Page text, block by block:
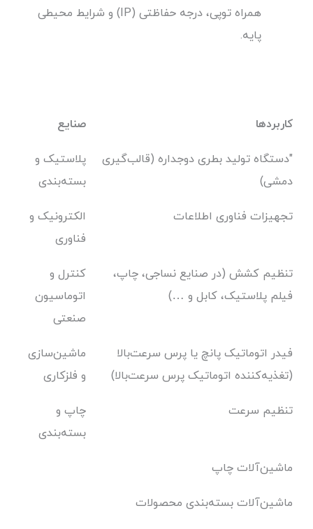
همراه توپی، درجه حفاظتی (IP) و شرایط محیطی
پایه.
کاربردها صنایع
"دستگاه تولید بطری دوجداره (قالب‌گیری
دمشی)
پلاستیک و
بسته‌بندی
تجهیزات فناوری اطلاعات
الکترونیک و
فناوری
تنظیم کشش (در صنایع نساجی، چاپ،
فیلم پلاستیک، کابل و …)
کنترل و
اتوماسیون
صنعتی
فیدر اتوماتیک پانچ یا پرس سرعت‌بالا
(تغذیه‌کننده اتوماتیک پرس سرعت‌بالا)
ماشین‌سازی
و فلزکاری
تنظیم سرعت
چاپ و
بسته‌بندی
ماشین‌آلات چاپ
ماشین‌آلات بسته‌بندی محصولات